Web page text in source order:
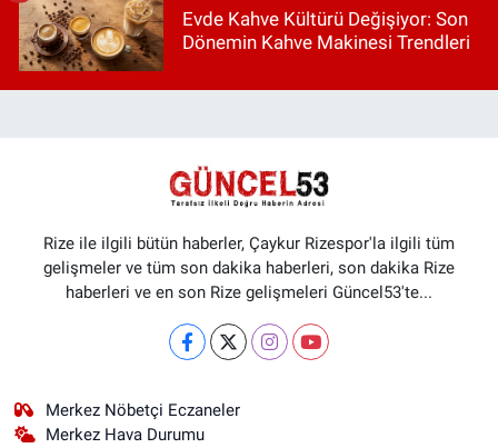
Evde Kahve Kültürü Değişiyor: Son
Dönemin Kahve Makinesi Trendleri
Rize ile ilgili bütün haberler, Çaykur Rizespor'la ilgili tüm
gelişmeler ve tüm son dakika haberleri, son dakika Rize
haberleri ve en son Rize gelişmeleri Güncel53'te...
Merkez Nöbetçi Eczaneler
Merkez Hava Durumu